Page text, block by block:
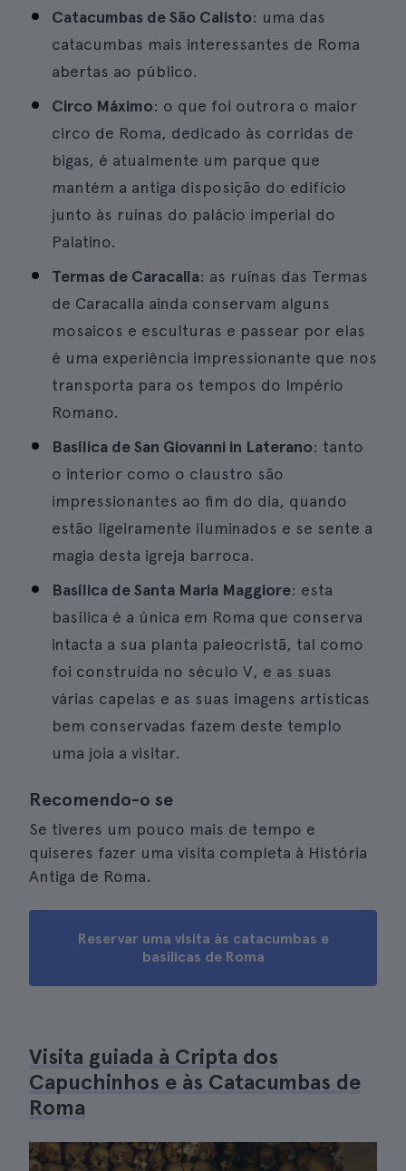
Catacumbas de São Calisto: uma das
catacumbas mais interessantes de Roma
abertas ao público.
Circo Máximo: o que foi outrora o maior
circo de Roma, dedicado às corridas de
bigas, é atualmente um parque que
mantém a antiga disposição do edifício
junto às ruínas do palácio imperial do
Palatino.
Termas de Caracalla: as ruínas das Termas
de Caracalla ainda conservam alguns
mosaicos e esculturas e passear por elas
é uma experiência impressionante que nos
transporta para os tempos do Império
Romano.
Basílica de San Giovanni in Laterano: tanto
o interior como o claustro são
impressionantes ao fim do dia, quando
estão ligeiramente iluminados e se sente a
magia desta igreja barroca.
Basílica de Santa Maria Maggiore: esta
basílica é a única em Roma que conserva
intacta a sua planta paleocristã, tal como
foi construída no século V, e as suas
várias capelas e as suas imagens artísticas
bem conservadas fazem deste templo
uma joia a visitar.
Recomendo-o se
Se tiveres um pouco mais de tempo e
quiseres fazer uma visita completa à História
Antiga de Roma.
Reservar uma visita às catacumbas e
basílicas de Roma
Visita guiada à Cripta dos
Capuchinhos e às Catacumbas de
Roma